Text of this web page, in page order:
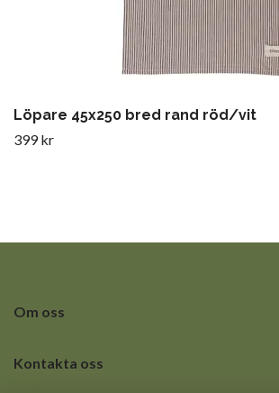
Löpare 45x250 bred rand röd/vit
399 kr
Om oss
Kontakta oss